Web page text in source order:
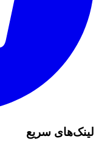
لینک‌های سریع